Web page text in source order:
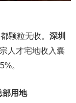
颗粒无收。 深圳
宗人才宅地收入囊
。
部用地